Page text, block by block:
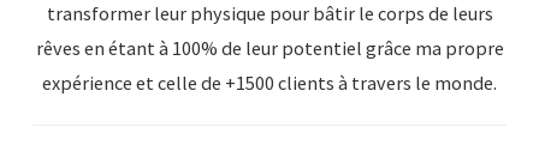
transformer leur physique pour bâtir le corps de leurs
rêves en étant à 100% de leur potentiel grâce ma propre
expérience et celle de +1500 clients à travers le monde.